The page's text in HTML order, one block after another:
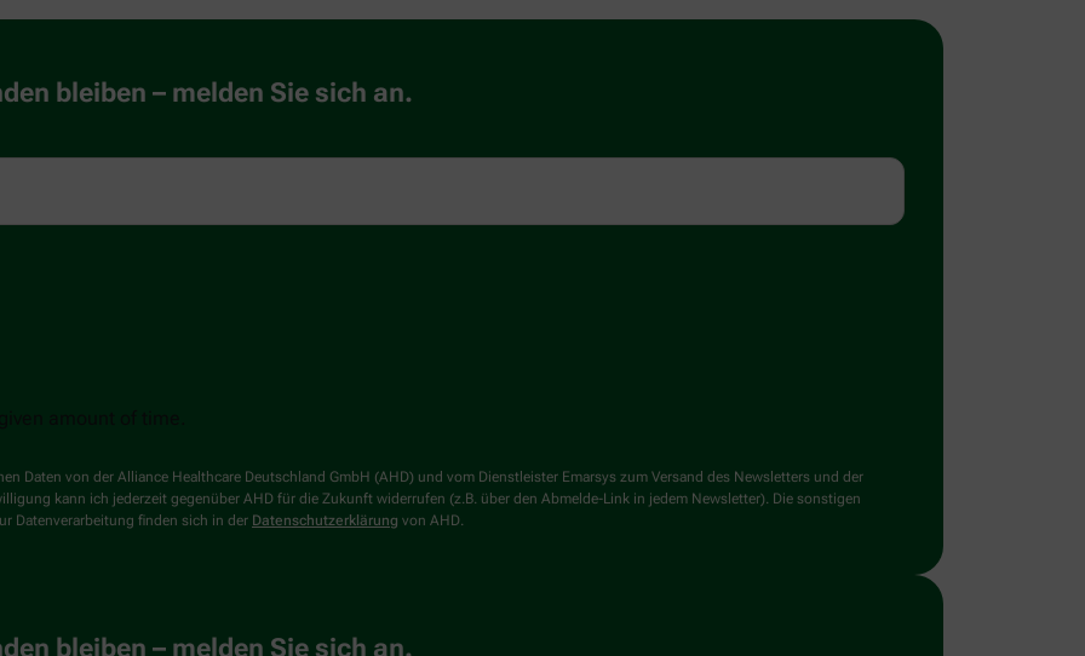
bleiben – melden Sie sich an.
Daten von der Alliance Healthcare Deutschland GmbH (AHD) und vom Dienstleister Emarsys zum Versand des Newsletters und der
kann ich jederzeit gegenüber AHD für die Zukunft widerrufen (z.B. über den Abmelde-Link in jedem Newsletter). Die sonstigen
Datenverarbeitung finden sich in der Datenschutzerklärung von AHD.
bleiben – melden Sie sich an.